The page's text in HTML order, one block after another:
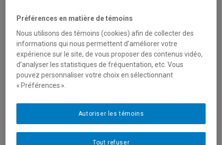
Germain, Daniel
germain.daniel@uqam.ca
Risques naturels
Préférences en matière de témoins
Nous utilisons des témoins (cookies) afin de collecter des
informations qui nous permettent d’améliorer votre
expérience sur le site, de vous proposer des contenus vidéo,
d’analyser les statistiques de fréquentation, etc. Vous
pouvez personnaliser votre choix en sélectionnant
« Préférences ».
Tout refuser
Autoriser les témoins